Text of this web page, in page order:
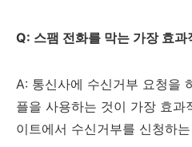
Q: 스팸 전화를 막는 가장 효
A: 통신사에 수신거부 요청을
플을 사용하는 것이 가장 효과
이트에서 수신거부를 신청하